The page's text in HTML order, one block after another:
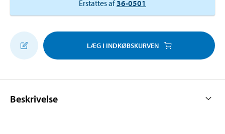
Erstattes af36-0501
LÆG I INDKØBSKURVEN
Beskrivelse